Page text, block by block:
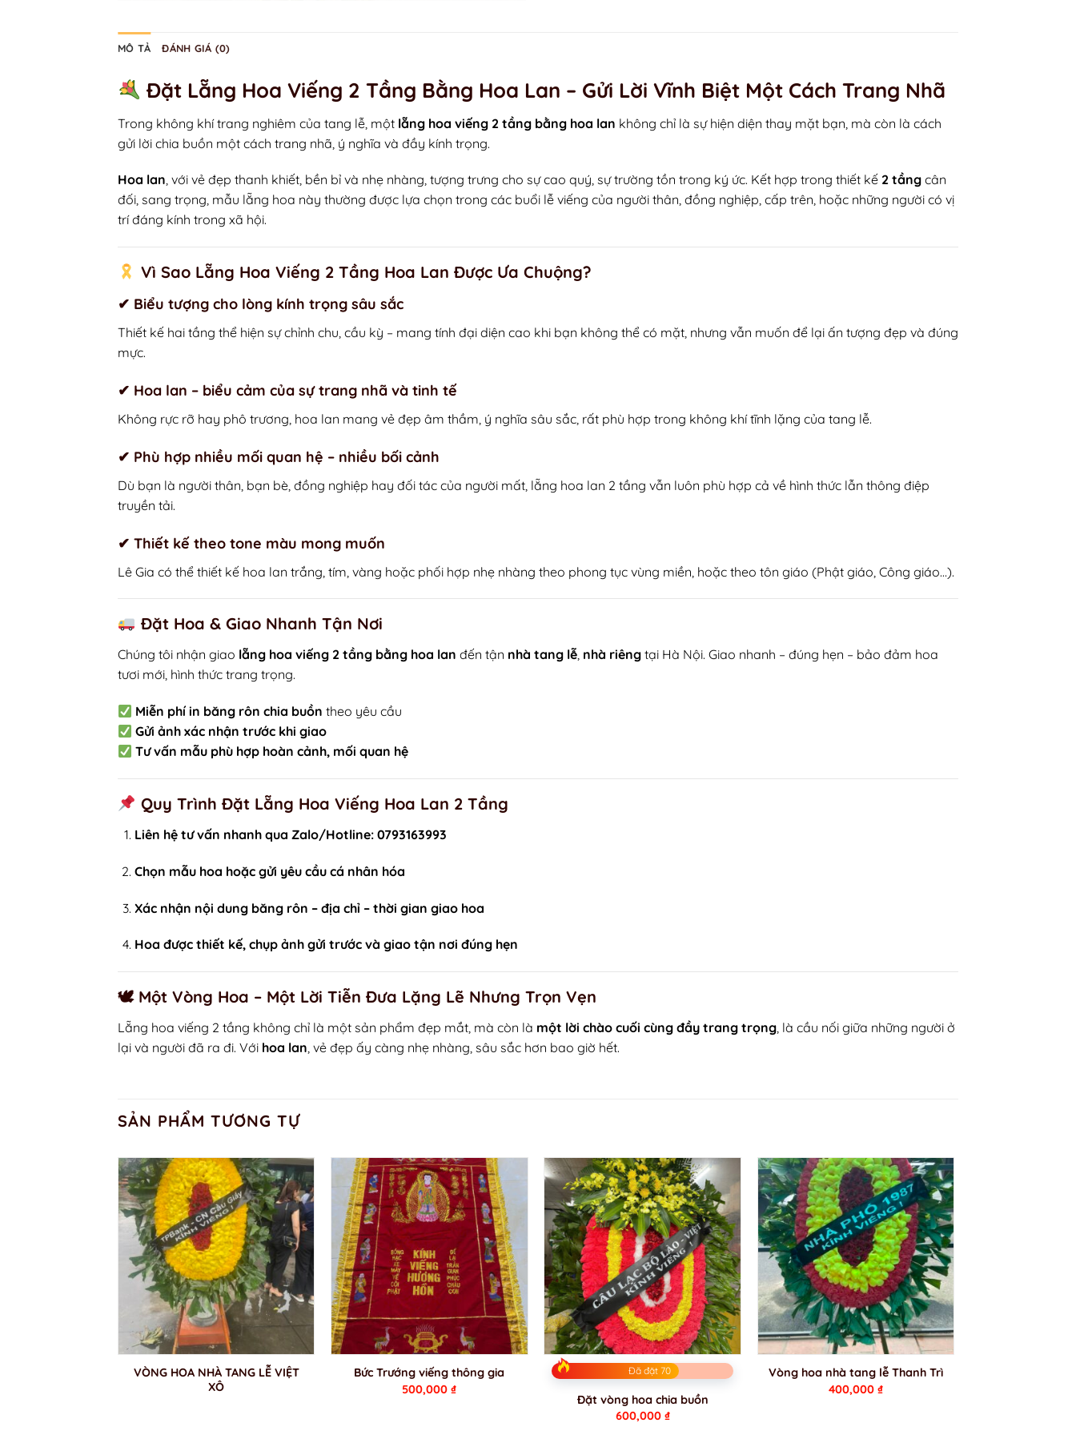
MÔ TẢ ĐÁNH GIÁ (0)
Đặt Lẵng Hoa Viếng 2 Tầng Bằng Hoa Lan – Gửi Lời Vĩnh Biệt Một Cách Trang Nhã
Trong không khí trang nghiêm của tang lễ, một lẵng hoa viếng 2 tầng bằng hoa lan không chỉ là sự hiện diện thay mặt bạn, mà còn là cách
gửi lời chia buồn một cách trang nhã, ý nghĩa và đầy kính trọng.
Hoa lan, với vẻ đẹp thanh khiết, bền bỉ và nhẹ nhàng, tượng trưng cho sự cao quý, sự trường tồn trong ký ức. Kết hợp trong thiết kế 2 tầng cân
đối, sang trọng, mẫu lẵng hoa này thường được lựa chọn trong các buổi lễ viếng của người thân, đồng nghiệp, cấp trên, hoặc những người có vị
trí đáng kính trong xã hội.
Vì Sao Lẵng Hoa Viếng 2 Tầng Hoa Lan Được Ưa Chuộng?
✔ Biểu tượng cho lòng kính trọng sâu sắc
Thiết kế hai tầng thể hiện sự chỉnh chu, cầu kỳ – mang tính đại diện cao khi bạn không thể có mặt, nhưng vẫn muốn để lại ấn tượng đẹp và đúng
mực.
✔ Hoa lan – biểu cảm của sự trang nhã và tinh tế
Không rực rỡ hay phô trương, hoa lan mang vẻ đẹp âm thầm, ý nghĩa sâu sắc, rất phù hợp trong không khí tĩnh lặng của tang lễ.
✔ Phù hợp nhiều mối quan hệ – nhiều bối cảnh
Dù bạn là người thân, bạn bè, đồng nghiệp hay đối tác của người mất, lẵng hoa lan 2 tầng vẫn luôn phù hợp cả về hình thức lẫn thông điệp
truyền tải.
✔ Thiết kế theo tone màu mong muốn
Lê Gia có thể thiết kế hoa lan trắng, tím, vàng hoặc phối hợp nhẹ nhàng theo phong tục vùng miền, hoặc theo tôn giáo (Phật giáo, Công giáo…).
Đặt Hoa & Giao Nhanh Tận Nơi
Chúng tôi nhận giao lẵng hoa viếng 2 tầng bằng hoa lan đến tận nhà tang lễ, nhà riêng tại Hà Nội. Giao nhanh – đúng hẹn – bảo đảm hoa
tươi mới, hình thức trang trọng.
Miễn phí in băng rôn chia buồn theo yêu cầu
Gửi ảnh xác nhận trước khi giao
Tư vấn mẫu phù hợp hoàn cảnh, mối quan hệ
Quy Trình Đặt Lẵng Hoa Viếng Hoa Lan 2 Tầng
Liên hệ tư vấn nhanh qua Zalo/Hotline: 0793163993
Chọn mẫu hoa hoặc gửi yêu cầu cá nhân hóa
Xác nhận nội dung băng rôn – địa chỉ – thời gian giao hoa
Hoa được thiết kế, chụp ảnh gửi trước và giao tận nơi đúng hẹn
🕊 Một Vòng Hoa – Một Lời Tiễn Đưa Lặng Lẽ Nhưng Trọn Vẹn
Lẵng hoa viếng 2 tầng không chỉ là một sản phẩm đẹp mắt, mà còn là một lời chào cuối cùng đầy trang trọng, là cầu nối giữa những người ở
lại và người đã ra đi. Với hoa lan, vẻ đẹp ấy càng nhẹ nhàng, sâu sắc hơn bao giờ hết.
SẢN PHẨM TƯƠNG TỰ
VÒNG HOA NHÀ TANG LỄ VIỆT
XÔ
Bức Trướng viếng thông gia
500,000₫
Đã đặt 70
Đặt vòng hoa chia buồn
600,000 ₫
Vòng hoa nhà tang lễ Thanh Trì
400,000 ₫